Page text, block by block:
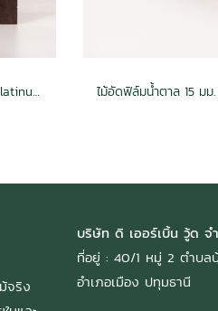
ไม้อัดฟิล์มน้ำตาล 15 มม. เกรด Platinum / กันน้ำ Phenolic
จริง
บริษัท ดิ เออร์เบิ้น วู้ด จ
ที่อยู่ : 40/1 หมู่ 2 ตำบล
อำเภอเมือง ปทุมธานี